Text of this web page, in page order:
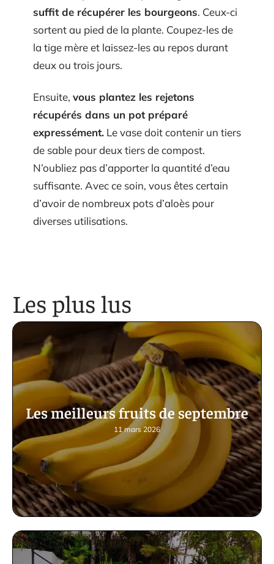
suffit de récupérer les bourgeons. Ceux-ci
sortent au pied de la plante. Coupez-les de
la tige mère et laissez-les au repos durant
deux ou trois jours.
Ensuite, vous plantez les rejetons
récupérés dans un pot préparé
expressément. Le vase doit contenir un tiers
de sable pour deux tiers de compost.
N’oubliez pas d’apporter la quantité d’eau
suffisante. Avec ce soin, vous êtes certain
d’avoir de nombreux pots d’aloès pour
diverses utilisations.
Les plus lus
Les meilleurs fruits de septembre
11 mars 2026